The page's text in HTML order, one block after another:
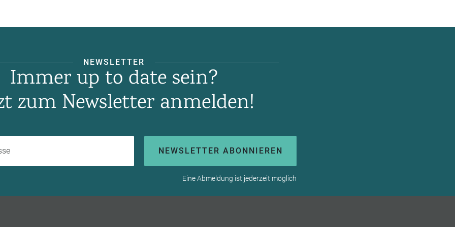
NEWSLETTER
Immer up to date sein?
zum Newsletter anmelden!
Ihre E-Mail-Adresse
NEWSLETTER ABONNIEREN
Eine Abmeldung ist jederzeit möglich